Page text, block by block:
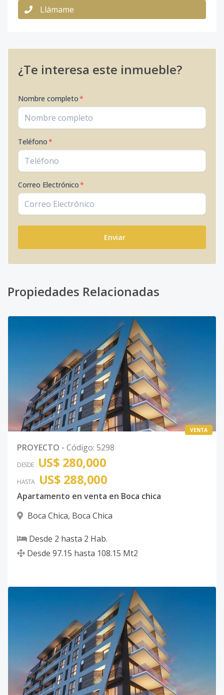
Llámame
¿Te interesa este inmueble?
Nombre completo*
Teléfono*
Correo Electrónico*
Enviar
Propiedades Relacionadas
VENTA
PROYECTO - Código: 5298
DESDE US$ 280,000
HASTA US$ 288,000
Apartamento en venta en Boca chica
Boca Chica, Boca Chica
Desde 2 hasta 2 Hab.
Desde 97.15 hasta 108.15 Mt2